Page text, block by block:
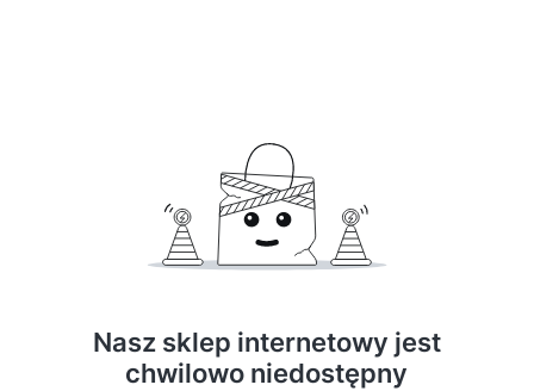
Nasz sklep internetowy jest
chwilowo niedostępny